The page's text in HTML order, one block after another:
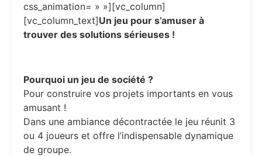
css_animation= » »][vc_column]
[vc_column_text]Un jeu pour s’amuser à
trouver des solutions sérieuses !
Pourquoi un jeu de société ?
Pour construire vos projets importants en vous
amusant !
Dans une ambiance décontractée le jeu réunit 3
ou 4 joueurs et offre l’indispensable dynamique
de groupe.